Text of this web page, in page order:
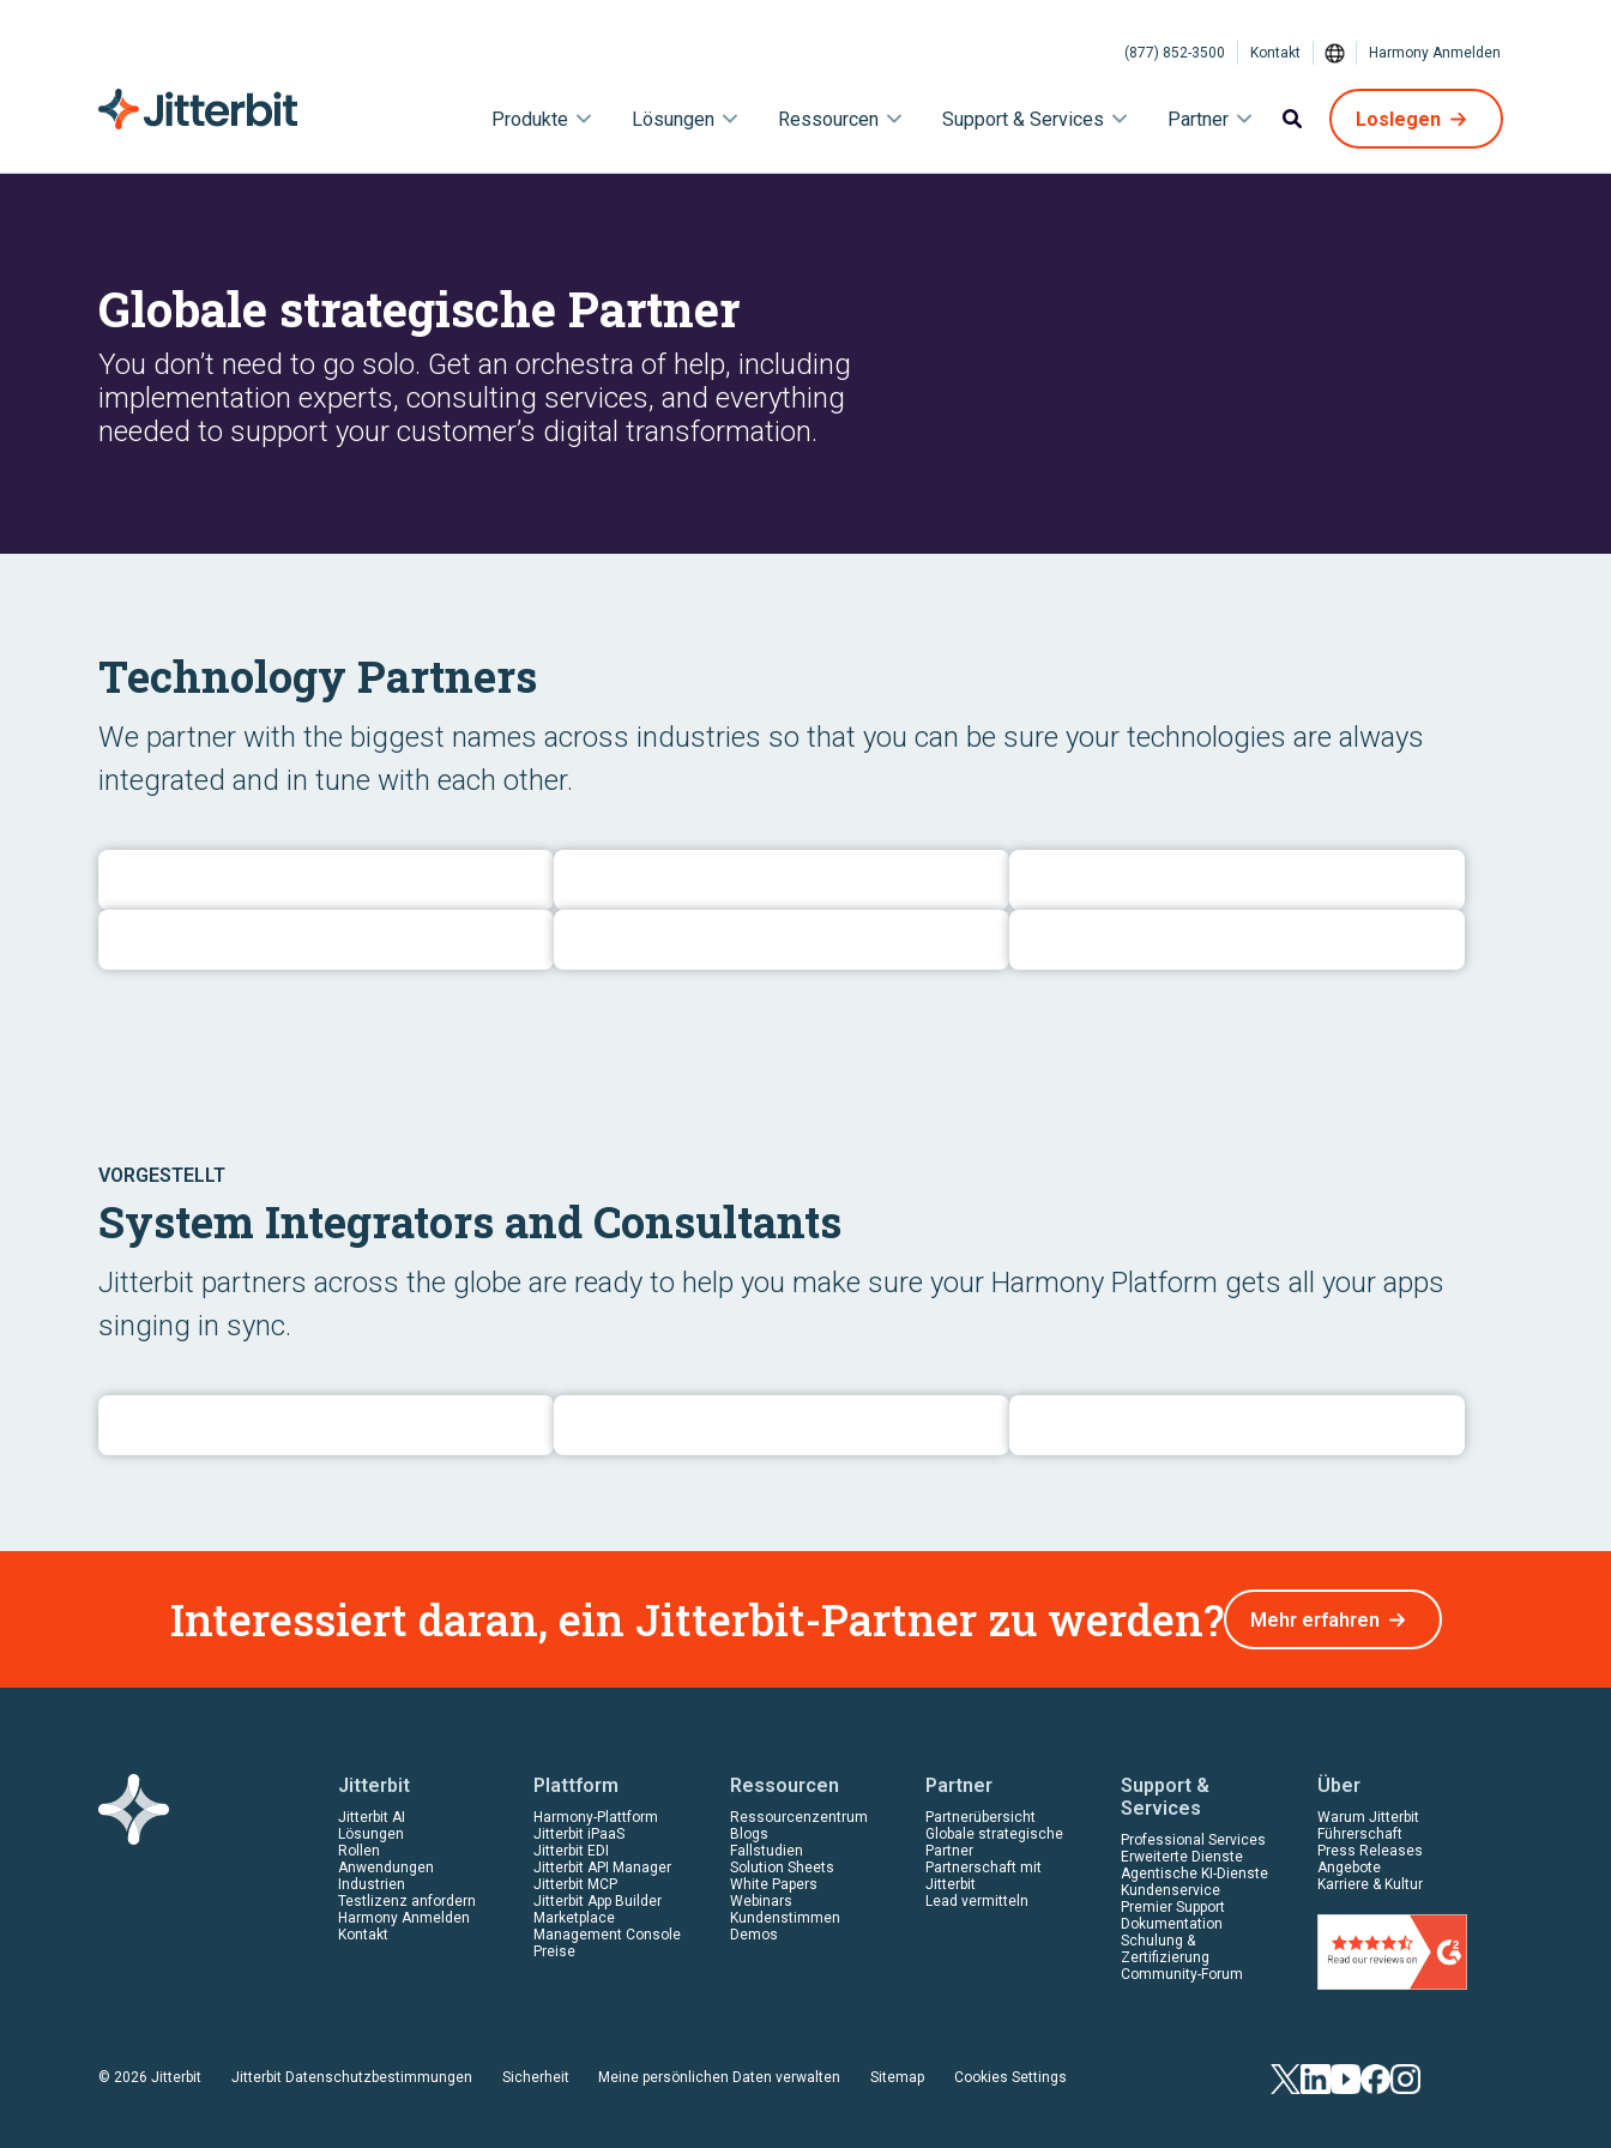
(877) 852-3500 Kontakt Harmony Anmelden
Produkte Lösungen Ressourcen Support & Services Partner Loslegen
Globale strategische Partner
You don’t need to go solo. Get an orchestra of help, including
implementation experts, consulting services, and everything
needed to support your customer’s digital transformation.
Technology Partners
We partner with the biggest names across industries so that you can be sure your technologies are always
integrated and in tune with each other.
VORGESTELLT
System Integrators and Consultants
Jitterbit partners across the globe are ready to help you make sure your Harmony Platform gets all your apps
singing in sync.
Interessiert daran, ein Jitterbit-Partner zu werden? Mehr erfahren
Jitterbit
Jitterbit AI
Lösungen
Rollen
Anwendungen
Industrien
Testlizenz anfordern
Harmony Anmelden
Kontakt
Plattform
Harmony-Plattform
Jitterbit iPaaS
Jitterbit EDI
Jitterbit API Manager
Jitterbit MCP
Jitterbit App Builder
Marketplace
Management Console
Preise
Ressourcen
Ressourcenzentrum
Blogs
Fallstudien
Solution Sheets
White Papers
Webinars
Kundenstimmen
Demos
Partner
Partnerübersicht
Globale strategische
Partner
Partnerschaft mit
Jitterbit
Lead vermitteln
Support &
Services
Professional Services
Erweiterte Dienste
Agentische KI-Dienste
Kundenservice
Premier Support
Dokumentation
Schulung &
Zertifizierung
Community-Forum
Über
Warum Jitterbit
Führerschaft
Press Releases
Angebote
Karriere & Kultur
© 2026 Jitterbit Jitterbit Datenschutzbestimmungen Sicherheit Meine persönlichen Daten verwalten Sitemap Cookies Settings Twitter
LinkedIn
YouTube
Facebook
Instagram